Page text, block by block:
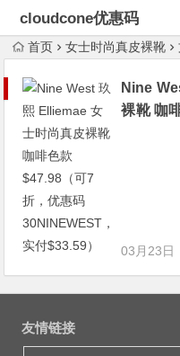
cloudcone优惠码
首页 女士时尚真皮裸靴
Nine
裸靴 咖
03月23日
友情链接